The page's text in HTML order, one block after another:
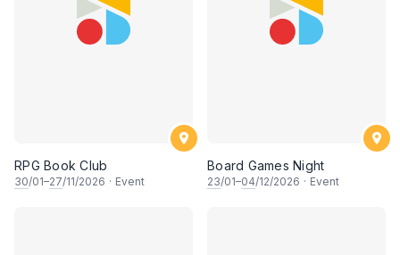
RPG Book Club
30/01–27/11/2026 · Event
Board Games Night
23/01–04/12/2026 · Event